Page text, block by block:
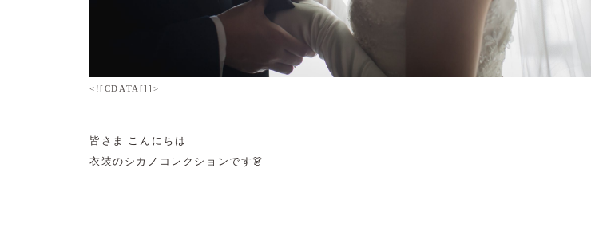
<![CDATA[]]>
皆さま こんにちは
衣装のシカノコレクションです👗